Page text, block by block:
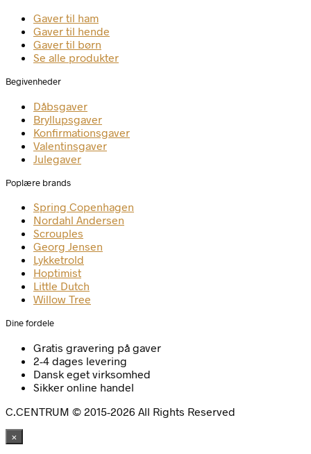
Gaver til ham
Gaver til hende
Gaver til børn
Se alle produkter
Begivenheder
Dåbsgaver
Bryllupsgaver
Konfirmationsgaver
Valentinsgaver
Julegaver
Poplære brands
Spring Copenhagen
Nordahl Andersen
Scrouples
Georg Jensen
Lykketrold
Hoptimist
Little Dutch
Willow Tree
Dine fordele
Gratis gravering på gaver
2-4 dages levering
Dansk eget virksomhed
Sikker online handel
C.CENTRUM © 2015-2026 All Rights Reserved
×